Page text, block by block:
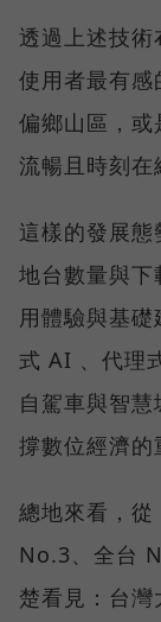
透過上述技
使用者最有感
偏鄉山區，或
流暢且時刻在
這樣的發展
地台數量與
用體驗與基
式 AI 、代理
自駕車與智
撐數位經濟的
總地來看，
No.3、全台
楚看見：台